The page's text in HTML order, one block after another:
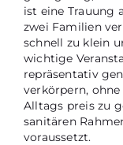
ist eine Trauung
zwei Familien
schnell zu klein
wichtige
repräsentativ
verkörpern,
Alltags preis zu
sanitären
voraussetzt.